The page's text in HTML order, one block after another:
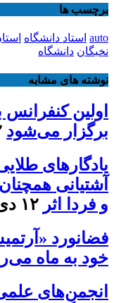
برچسب ها
auto استاد دانشگاه
نخبگان دانشگاه
نوشته های مشابه
اولین کنفرانس
برگزار می‌شود
یادگارهای
آشتیانی
و فردا اثر ۱۲ دی ۱۴۰۲ - ۱۳:۳۴
خود به ماه
انجمن‌های